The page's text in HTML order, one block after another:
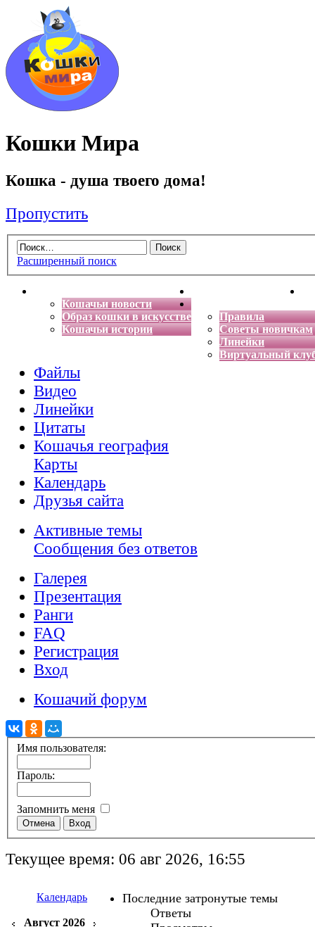
Кошки Мира
Кошка - душа твоего дома!
Пропустить
Расширенный поиск
Кошачьи новости
Образ кошки в искусстве
Кошачьи истории
Энциклопедия кошек
Правила
Советы новичкам
Линейки
Виртуальный
Файлы
Видео
Линейки
Цитаты
Кошачья география
Карты
Календарь
Друзья сайта
Активные темы
Сообщения без ответов
Галерея
Презентация
Ранги
FAQ
Регистрация
Вход
Кошачий форум
Имя пользователя:
Пароль:
Запомнить меня
Текущее время: 06 авг 2026, 16:55
Календарь
Август 2026
Последние затронутые темы
Ответы